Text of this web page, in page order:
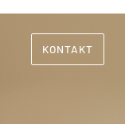
KONTAKT